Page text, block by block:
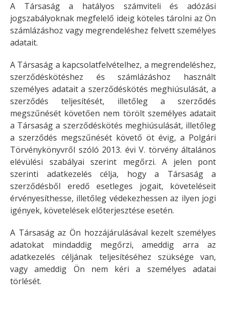
A Társaság a hatályos számviteli és adózási
jogszabályoknak megfelelő ideig köteles tárolni az Ön
számlázáshoz vagy megrendeléshez felvett személyes
adatait.
A Társaság a kapcsolatfelvételhez, a megrendeléshez,
szerződéskötéshez és számlázáshoz használt
személyes adatait a szerződéskötés meghiúsulását, a
szerződés teljesítését, illetőleg a szerződés
megszűnését követően nem törölt személyes adatait
a Társaság a szerződéskötés meghiúsulását, illetőleg
a szerződés megszűnését követő öt évig, a Polgári
Törvénykönyvről szóló 2013. évi V. törvény általános
elévülési szabályai szerint megőrzi. A jelen pont
szerinti adatkezelés célja, hogy a Társaság a
szerződésből eredő esetleges jogait, követeléseit
érvényesíthesse, illetőleg védekezhessen az ilyen jogi
igények, követelések előterjesztése esetén.
A Társaság az Ön hozzájárulásával kezelt személyes
adatokat mindaddig megőrzi, ameddig arra az
adatkezelés céljának teljesítéséhez szüksége van,
vagy ameddig Ön nem kéri a személyes adatai
törlését.